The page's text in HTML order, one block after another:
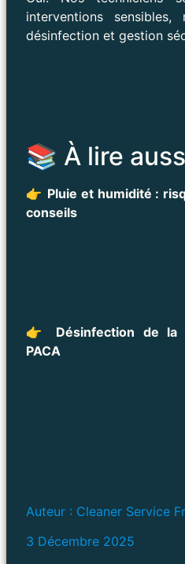
interventions sensibles,
désinfection et gestion
📚 À lire
👉 Pluie et humidité :
conseils
👉 Désinfection de la
PACA
Auteur : Cleaner Service
3 Décembre 2025